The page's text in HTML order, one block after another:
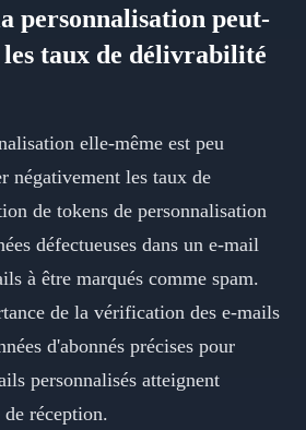
personnalisation peut-
taux de délivrabilité
elle-même est peu
négativement les taux de
de tokens de personnalisation
défectueuses dans un e-mail
à être marqués comme spam.
de la vérification des e-mails
d'abonnés précises pour
personnalisés atteignent
réception.